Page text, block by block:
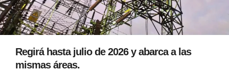
Regirá hasta julio de 2026 y abarca a las
mismas áreas.